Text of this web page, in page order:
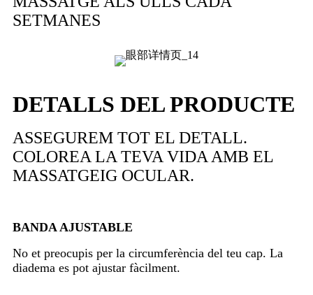
SETMANES
DETALLS DEL PRODUCTE
ASSEGUREM TOT EL DETALL.
COLOREA LA TEVA VIDA AMB EL
MASSATGEIG OCULAR.
BANDA AJUSTABLE
No et preocupis per la circumferència del teu cap. La
diadema es pot ajustar fàcilment.